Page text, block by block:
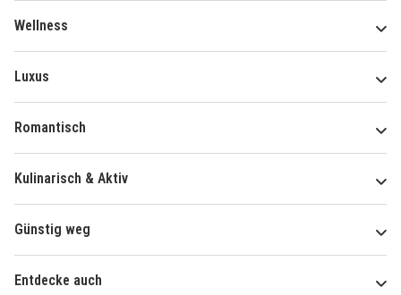
Wellness
Luxus
Romantisch
Kulinarisch & Aktiv
Günstig weg
Entdecke auch